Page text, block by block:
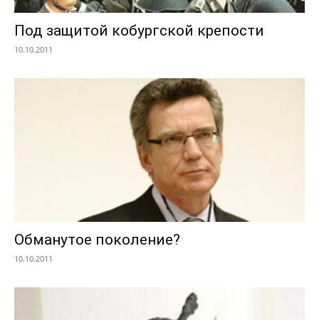
Под защитой кобургской крепости
10.10.2011
Обманутое поколение?
10.10.2011